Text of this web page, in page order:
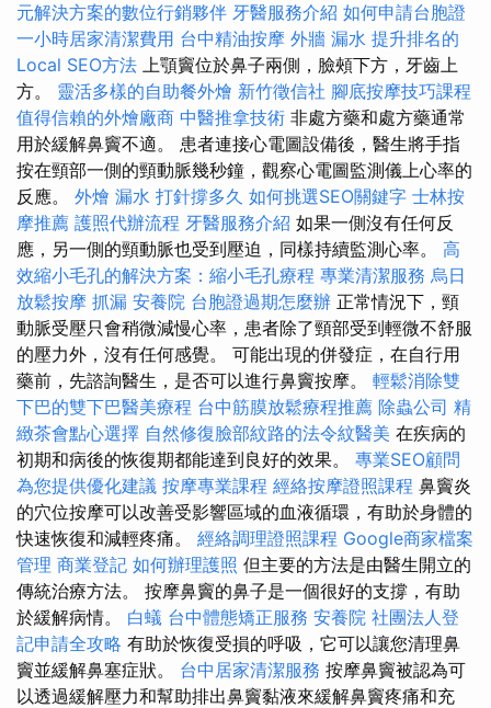
元解決方案的數位行銷夥伴 牙醫服務介紹 如何申請台胞證
一小時居家清潔費用 台中精油按摩 外牆 漏水 提升排名的
Local SEO方法 上顎竇位於鼻子兩側，臉頰下方，牙齒上
方。 靈活多樣的自助餐外燴 新竹徵信社 腳底按摩技巧課程
值得信賴的外燴廠商 中醫推拿技術 非處方藥和處方藥通常
用於緩解鼻竇不適。 患者連接心電圖設備後，醫生將手指
按在頸部一側的頸動脈幾秒鐘，觀察心電圖監測儀上心率的
反應。 外燴 漏水 打針撐多久 如何挑選SEO關鍵字 士林按
摩推薦 護照代辦流程 牙醫服務介紹 如果一側沒有任何反
應，另一側的頸動脈也受到壓迫，同樣持續監測心率。 高
效縮小毛孔的解決方案：縮小毛孔療程 專業清潔服務 烏日
放鬆按摩 抓漏 安養院 台胞證過期怎麼辦 正常情況下，頸
動脈受壓只會稍微減慢心率，患者除了頸部受到輕微不舒服
的壓力外，沒有任何感覺。 可能出現的併發症，在自行用
藥前，先諮詢醫生，是否可以進行鼻竇按摩。 輕鬆消除雙
下巴的雙下巴醫美療程 台中筋膜放鬆療程推薦 除蟲公司 精
緻茶會點心選擇 自然修復臉部紋路的法令紋醫美 在疾病的
初期和病後的恢復期都能達到良好的效果。 專業SEO顧問
為您提供優化建議 按摩專業課程 經絡按摩證照課程 鼻竇炎
的穴位按摩可以改善受影響區域的血液循環，有助於身體的
快速恢復和減輕疼痛。 經絡調理證照課程 Google商家檔案
管理 商業登記 如何辦理護照 但主要的方法是由醫生開立的
傳統治療方法。 按摩鼻竇的鼻子是一個很好的支撐，有助
於緩解病情。 白蟻 台中體態矯正服務 安養院 社團法人登
記申請全攻略 有助於恢復受損的呼吸，它可以讓您清理鼻
竇並緩解鼻塞症狀。 台中居家清潔服務 按摩鼻竇被認為可
以透過緩解壓力和幫助排出鼻竇黏液來緩解鼻竇疼痛和充